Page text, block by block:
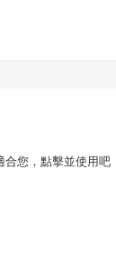
合您，點擊並使用吧